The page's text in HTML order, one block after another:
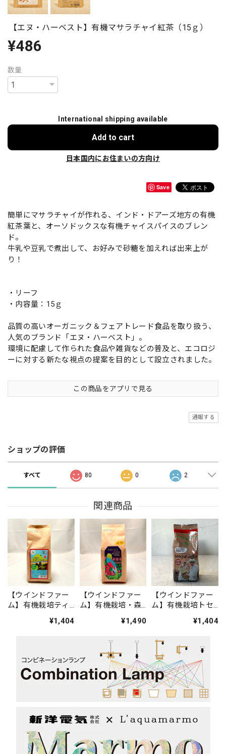
【エヌ・ハーベスト】有機マサラチャイ紅茶（15ｇ）
¥486
数量
International shipping available
Add to cart
日本国内にお住まいの方向け
Save
簡単にマサラチャイが作れる、インド・ドアーズ地方の有機
紅茶葉と、オーソドックスな有機チャイスパイスのブレン
ド。
牛乳や豆乳で煮出して、お好みで砂糖を加えれば出来上が
り！
・リーフ
・内容量：15ｇ
品質の高いオーガニック＆フェアトレード食品を取り扱う、
人気のブランド「エヌ・ハーベスト」。
環境に配慮して作られた食品や雑貨などの普及と、エコロジ
ーに対する新たな視点の提案を目的として設立されました。
この商品をアプリで見る
通報する
ショップの評価
すべて 80 0 2
関連商品
【ウインドファー
ム】有機栽培ティ
ティモール・豆）
¥1,404
【ウインドファー
ム】有機栽培・森
ヒー（グアテマ¥1,490
【ウインドファー
ム】有機栽培トセ
¥1,404